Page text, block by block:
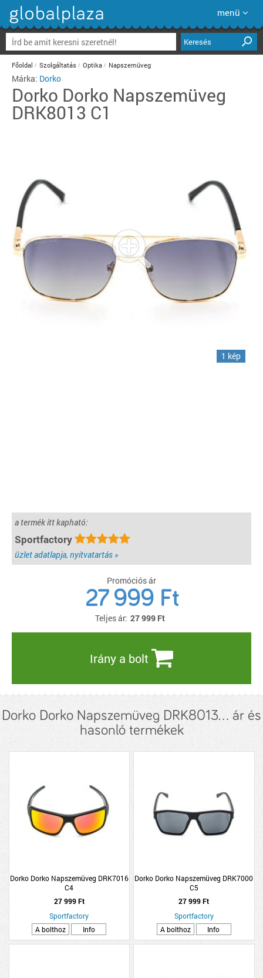
menü
Keresés
Főoldal Szolgáltatás Optika Napszemüveg
Márka: Dorko
Dorko Dorko Napszemüveg
DRK8013 C1
1 kép
a termék itt kapható:
Sportfactory
üzlet adatlapja, nyitvatartás »
Promóciós ár
27 999 Ft
Teljes ár: 27 999 Ft
Irány a bolt
Dorko Dorko Napszemüveg DRK8013... ár és
hasonló termékek
Dorko Dorko Napszemüveg DRK7016
C4
27 999 Ft
Sportfactory
A bolthoz
Info
Dorko Dorko Napszemüveg DRK7000
C5
27 999 Ft
Sportfactory
A bolthoz
Info